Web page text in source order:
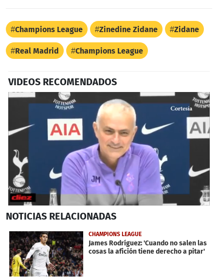
Champions League Zinedine Zidane Zidane
Real Madrid Champions League
VIDEOS RECOMENDADOS
seconds
2
minutes,
25
seconds
NOTICIAS RELACIONADAS
CHAMPIONS LEAGUE
James Rodríguez: 'Cuando no salen las
cosas la afición tiene derecho a pitar'